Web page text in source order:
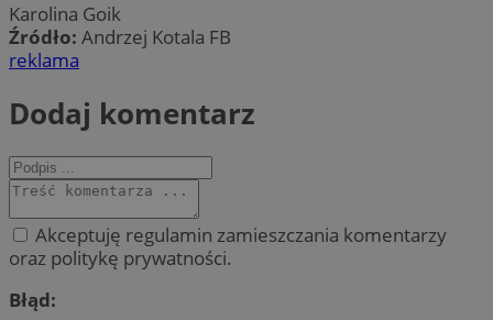
Karolina Goik
Źródło: Andrzej Kotala FB
reklama
Dodaj komentarz
Akceptuję regulamin zamieszczania komentarzy
oraz politykę prywatności.
Błąd: